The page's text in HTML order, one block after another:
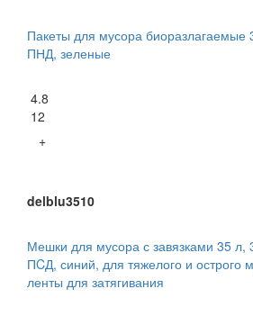
Пакеты для мусора
ПНД, зеленые
4.8
12
+
delblu3510
Мешки для мусора с завязками 35 л,
ПCД, синий, для тяжелого и острого
ленты для затягивания